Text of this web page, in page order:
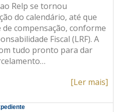
Relp se tornou
do calendário, até que
compensação, conforme
Fiscal (LRF). A
tudo pronto para dar
[Ler mais]